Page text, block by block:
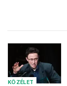
KÖZÉLET